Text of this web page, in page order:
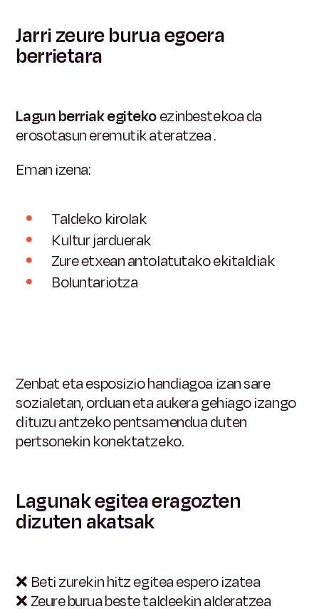
Jarri zeure burua egoera
berrietara
Lagun berriak egitekoezinbestekoa da
erosotasun eremutik ateratzea.
Eman izena:
Taldeko kirolak
Kultur jarduerak
Zure etxean antolatutako ekitaldiak
Boluntariotza
Zenbat eta esposizio handiagoa izan sare
sozialetan, orduan eta aukera gehiago izango
dituzu antzeko pentsamendua duten
pertsonekin konektatzeko.
Lagunak egitea eragozten
dizuten akatsak
❌ Beti zurekin hitz egitea espero izatea
❌ Zeure burua beste taldeekin alderatzea